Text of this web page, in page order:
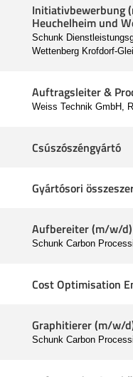
Initiativbewerbung
Heuchelheim und
Schunk
Wettenberg Krofdorf-
Auftragsleiter &
Weiss Technik GmbH,
Csúszószéngyártó
Gyártósori
Aufbereiter (m/w/
Schunk Carbon
Cost Optimisation
Graphitierer (m/w/
Schunk Carbon